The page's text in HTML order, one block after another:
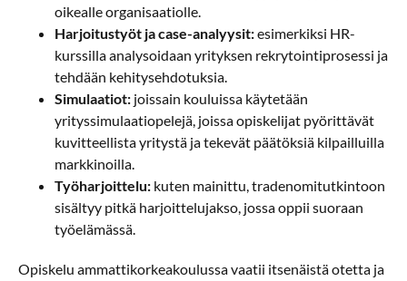
oikealle organisaatiolle.
Harjoitustyöt ja case-analyysit:esimerkiksi HR-
kurssilla analysoidaan yrityksen rekrytointiprosessi ja
tehdään kehitysehdotuksia.
Simulaatiot: joissain kouluissa käytetään
yrityssimulaatiopelejä, joissa opiskelijat pyörittävät
kuvitteellista yritystä ja tekevät päätöksiä kilpailluilla
markkinoilla.
Työharjoittelu: kuten mainittu, tradenomitutkintoon
sisältyy pitkä harjoittelujakso, jossa oppii suoraan
työelämässä.
Opiskelu ammattikorkeakoulussa vaatii itsenäistä otetta ja